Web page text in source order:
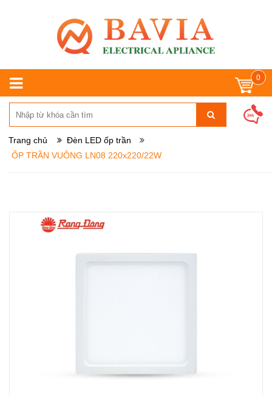
0
Trang chủ
Đèn LED ốp trần
ỐP TRẦN VUÔNG LN08 220x220/22W